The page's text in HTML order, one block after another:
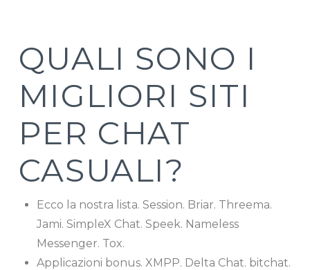
QUALI SONO I
MIGLIORI SITI
PER CHAT
CASUALI?
Ecco la nostra lista. Session. Briar. Threema.
Jami. SimpleX Chat. Speek. Nameless
Messenger. Tox.
Applicazioni bonus. XMPP. Delta Chat. bitchat.